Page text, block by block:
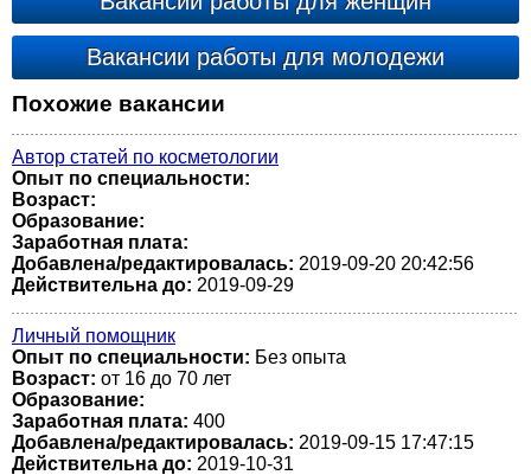
Вакансии работы для молодежи
Похожие вакансии
Автор статей по косметологии
Опыт по специальности:
Возраст:
Образование:
Заработная плата:
Добавлена/редактировалась: 2019-09-20 20:42:56
Действительна до: 2019-09-29
Личный помощник
Опыт по специальности: Без опыта
Возраст: от 16 до 70 лет
Образование:
Заработная плата: 400
Добавлена/редактировалась: 2019-09-15 17:47:15
Действительна до: 2019-10-31